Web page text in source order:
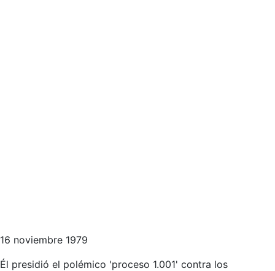
16 noviembre 1979
Él presidió el polémico 'proceso 1.001' contra los